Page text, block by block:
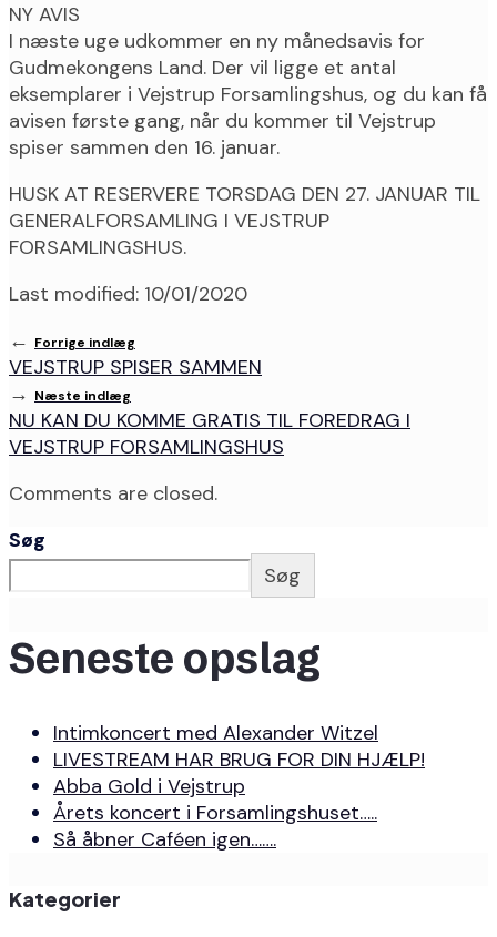
NY AVIS
I næste uge udkommer en ny månedsavis for
Gudmekongens Land. Der vil ligge et antal
eksemplarer i Vejstrup Forsamlingshus, og du kan få
avisen første gang, når du kommer til Vejstrup
spiser sammen den 16. januar.
HUSK AT RESERVERE TORSDAG DEN 27. JANUAR TIL
GENERALFORSAMLING I VEJSTRUP
FORSAMLINGSHUS.
Last modified: 10/01/2020
← Forrige indlæg
VEJSTRUP SPISER SAMMEN
→ Næste indlæg
NU KAN DU KOMME GRATIS TIL FOREDRAG I
VEJSTRUP FORSAMLINGSHUS
Comments are closed.
Søg
Søg
Seneste opslag
Intimkoncert med Alexander Witzel
LIVESTREAM HAR BRUG FOR DIN HJÆLP!
Abba Gold i Vejstrup
Årets koncert i Forsamlingshuset…..
Så åbner Caféen igen…….
Kategorier